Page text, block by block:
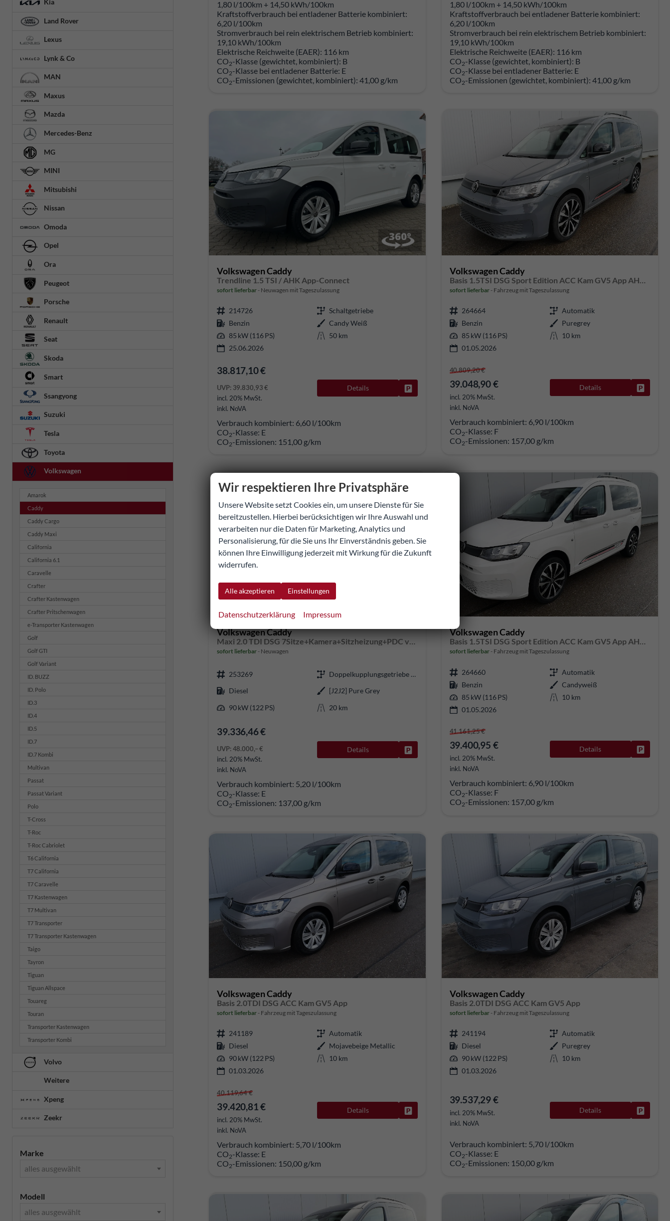
1,80 l/100km + 14,50 kWh/100km
Kraftstoffverbrauch bei entladener Batterie kombiniert:
6,20 l/100km
Stromverbrauch bei rein elektrischem Betrieb kombiniert:
19,10 kWh/100km
Elektrische Reichweite (EAER): 116 km
CO2-Klasse (gewichtet, kombiniert): B
CO2-Klasse bei entladener Batterie: E
CO2-Emissionen (gewichtet, kombiniert):41,00 g/km
1,80 l/100km + 14,50 kWh/100km
Kraftstoffverbrauch bei entladener Batterie kombiniert:
6,20 l/100km
Stromverbrauch bei rein elektrischem Betrieb kombiniert:
19,10 kWh/100km
Elektrische Reichweite (EAER): 116 km
CO2-Klasse (gewichtet, kombiniert): B
CO2-Klasse bei entladener Batterie: E
CO2-Emissionen (gewichtet, kombiniert): 41,00 g/km
Volkswagen Caddy
Trendline 1.5 TSI / AHK App-Connect
sofort lieferbar Neuwagen mit Tageszulassung
214726
Schaltgetriebe
Benzin
Candy Weiß
85 kW (116 PS)
50 km
25.06.2026
38.817,10 €
UVP: 39.830,93 €
incl. 20% MwSt.
inkl. NoVA
Details Fahrzeug parken
Verbrauch kombiniert: 6,60 l/100km
CO2-Klasse: E
CO2-Emissionen: 151,00 g/km
Volkswagen Caddy
Basis 1.5TSI DSG Sport Edition ACC Kam GV5 App AHK Reling
sofort lieferbar Fahrzeug mit Tageszulassung
264664
Automatik
Benzin
Puregrey
85 kW (116 PS)
10 km
01.05.2026
40.809,20 €
39.048,90 €
incl. 20% MwSt.
inkl. NoVA
Details
Verbrauch kombiniert: 6,90 l/100km
CO2-Klasse: F
CO2-Emissionen: 157,00 g/km
Volkswagen Caddy
Maxi 2.0 TDI DSG 7Sitze+Kamera+Sitzheizung+PDC vo+hi+ACC+Climatronic
sofort lieferbar Neuwagen
253269
Doppelkupplungsgetriebe (DSG)
Diesel
[J2J2] Pure Grey
90 kW (122 PS)
20 km
39.336,46 €
UVP:48.000,– €
incl. 20% MwSt.
inkl. NoVA
Details Fahrzeug parken
Verbrauch kombiniert: 5,20 l/100km
CO2-Klasse: E
CO2-Emissionen: 137,00 g/km
Volkswagen Caddy
Basis 1.5TSI DSG Sport Edition ACC Kam GV5 App AHK Reling
sofort lieferbar Fahrzeug mit Tageszulassung
264660
Automatik
Benzin
Candyweiß
85 kW (116 PS)
10 km
01.05.2026
41.161,25 €
39.400,95 €
incl. 20% MwSt.
inkl. NoVA
Details
Verbrauch kombiniert: 6,90 l/100km
CO2-Klasse: F
CO2-Emissionen: 157,00 g/km
Volkswagen Caddy
Basis 2.0TDI DSG ACC Kam GV5 App
sofort lieferbar Fahrzeug mit Tageszulassung
241189
Automatik
Diesel
Mojavebeige Metallic
90 kW (122 PS)
10 km
01.03.2026
40.119,64 €
39.420,81 €
incl. 20% MwSt.
inkl. NoVA
Details Fahrzeug parken
Verbrauch kombiniert: 5,70 l/100km
CO2-Klasse: E
CO2-Emissionen: 150,00 g/km
Volkswagen Caddy
Basis 2.0TDI DSG ACC Kam GV5 App
sofort lieferbar Fahrzeug mit Tageszulassung
241194
Automatik
Diesel
Puregrey
90 kW (122 PS)
10 km
01.03.2026
39.537,29 €
incl. 20% MwSt.
inkl. NoVA
Details
Verbrauch kombiniert: 5,70 l/100km
CO2-Klasse: E
CO2-Emissionen: 150,00 g/km
Kia
Land Rover
Lexus
Lynk & Co
MAN
Maxus
Mazda
Mercedes-Benz
MG
MINI
Mitsubishi
Nissan
Omoda
Opel
Ora
Peugeot
Porsche
Renault
Seat
Skoda
Smart
Ssangyong
Suzuki
Tesla
Toyota
Volkswagen
Amarok
Caddy
Caddy Cargo
Caddy Maxi
California
California 6.1
Caravelle
Crafter
Crafter Kastenwagen
Crafter Pritschenwagen
e-Transporter Kastenwagen
Golf
Golf GTI
Golf Variant
ID. BUZZ
ID. Polo
ID.3
ID.4
ID.5
ID.7
ID.7 Kombi
Multivan
Passat
Passat Variant
Polo
T-Cross
T-Roc
T-Roc Cabriolet
T6 California
T7 California
T7 Caravelle
T7 Kastenwagen
T7 Multivan
T7 Transporter
T7 Transporter Kastenwagen
Taigo
Tayron
Tiguan
Tiguan Allspace
Touareg
Touran
Transporter Kastenwagen
Transporter Kombi
Volvo
Weitere
Xpeng
Zeekr
Marke
alles ausgewählt
Modell
alles ausgewählt
Wir respektieren Ihre Privatsphäre
Unsere Website setzt Cookies ein, um unsere Dienste für Sie
bereitzustellen. Hierbei berücksichtigen wir Ihre Auswahl und
verarbeiten nur die Daten für Marketing, Analytics und
Personalisierung, für die Sie uns Ihr Einverständnis geben. Sie
können Ihre Einwilligung jederzeit mit Wirkung für die Zukunft
widerrufen.
Alle akzeptieren Einstellungen
Datenschutzerklärung Impressum